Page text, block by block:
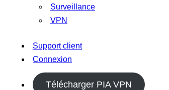
Surveillance
VPN
Support client
Connexion
Télécharger PIA VPN